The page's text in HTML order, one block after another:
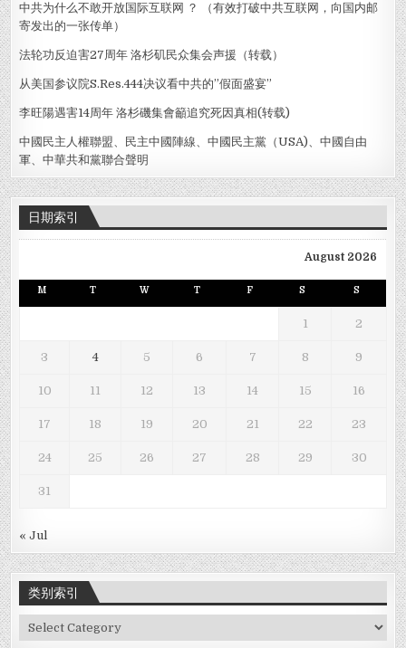
中共为什么不敢开放国际互联网 ？ （有效打破中共互联网，向国内邮
寄发出的一张传单）
法轮功反迫害27周年 洛杉矶民众集会声援（转载）
从美国参议院S.Res.444决议看中共的”假面盛宴”
李旺陽遇害14周年 洛杉磯集會籲追究死因真相(转载)
中國民主人權聯盟、民主中國陣線、中國民主黨（USA)、中國自由
軍、中華共和黨聯合聲明
日期索引
August 2026
M T W T F S S
1 2
3 4 5 6 7 8 9
10 11 12 13 14 15 16
17 18 19 20 21 22 23
24 25 26 27 28 29 30
31
« Jul
类别索引
类